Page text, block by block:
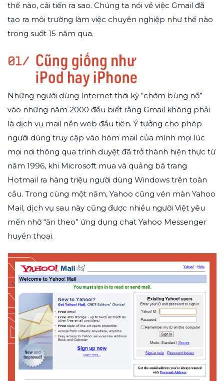
thế nào, cải tiến ra sao. Chúng ta nói về việc Gmail đã
tạo ra môi trường làm việc chuyên nghiệp như thế nào
trong suốt 15 năm qua.
Những người dùng Internet thời kỳ “chớm bùng nổ”
vào những năm 2000 đều biết rằng Gmail không phải
là dịch vụ mail nền web đầu tiên. Ý tưởng cho phép
người dùng truy cập vào hòm mail của mình mọi lúc
mọi nơi thông qua trình duyệt đã trở thành hiện thực từ
năm 1996, khi Microsoft mua và quảng bá trang
Hotmail ra hàng triệu người dùng Windows trên toàn
cầu. Trong cùng một năm, Yahoo cũng vén màn Yahoo
Mail, dịch vụ sau này cũng được nhiều người Việt yêu
mến nhờ “ăn theo” ứng dụng chat Yahoo Messenger
huyền thoại.